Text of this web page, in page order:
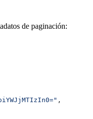
de paginación:
,